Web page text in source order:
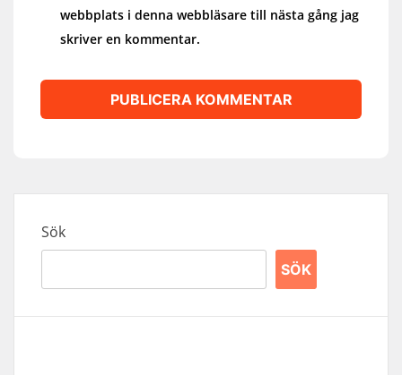
webbplats i denna webbläsare till nästa gång jag
skriver en kommentar.
Sök
SÖK